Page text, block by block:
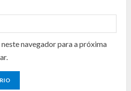
navegador para a próxima